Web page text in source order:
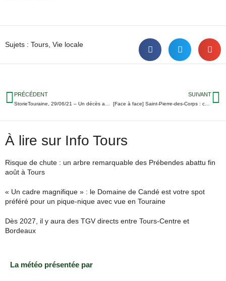
Sujets : Tours Vie locale
PRÉCÉDENT SUIVANT
[Face à face] Saint-Pierre-des-Corps : conseil municipal enflammé autour du Magasin Général
À lire sur Info Tours
Risque de chute : un arbre remarquable des Prébendes abattu fin
août à Tours
« Un cadre magnifique » : le Domaine de Candé est votre spot
préféré pour un pique-nique avec vue en Touraine
Dès 2027, il y aura des TGV directs entre Tours-Centre et
Bordeaux
La météo présentée par